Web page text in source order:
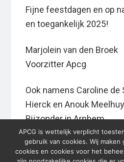
Fijne feestdagen en op
en toegankelijk 2025!
Marjolein van den Broek
Voorzitter Apcg
Ook namens Caroline de
Hierck en Anouk
Bijzonder in Arnhem
APCG is wettelijk verplicht
gebruik van cookies. Wij
cookies en cookies voor het